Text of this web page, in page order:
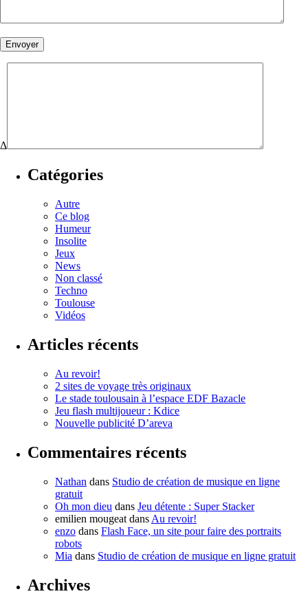
Δ
Catégories
Autre
Ce blog
Humeur
Insolite
Jeux
News
Non classé
Techno
Toulouse
Vidéos
Articles récents
Au revoir!
2 sites de voyage très originaux
Le stade toulousain à l’espace EDF Bazacle
Jeu flash multijoueur : Kdice
Nouvelle publicité D’areva
Commentaires récents
Nathan dans Studio de création de musique en ligne
gratuit
Oh mon dieu dans Jeu détente : Super Stacker
emilien mougeat dans Au revoir!
enzo dans Flash Face, un site pour faire des portraits
robots
Mia dans Studio de création de musique en ligne gratuit
Archives